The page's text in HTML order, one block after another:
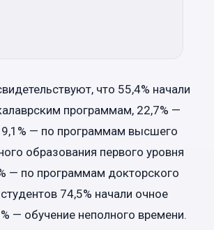
что 55,4% начали
программам, 22,7% —
— по программам высшего
образования первого уровня
— по программам докторского
74,5% начали очное
— обучение неполного времени.